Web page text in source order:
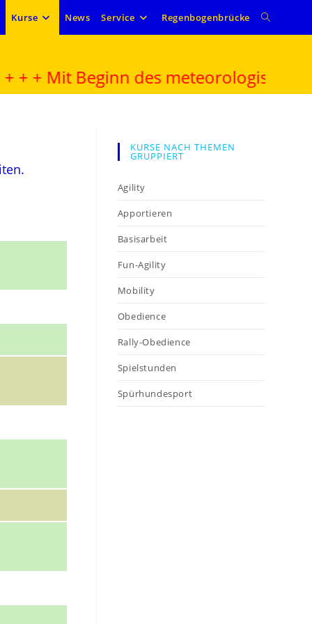
Kurse News Service Regenbogenbrücke
+ Mit Beginn des meteorologischen
KURSE NACH THEMEN
GRUPPIERT
Agility
Apportieren
Basisarbeit
Fun-Agility
Mobility
Obedience
Rally-Obedience
Spielstunden
Spürhundesport